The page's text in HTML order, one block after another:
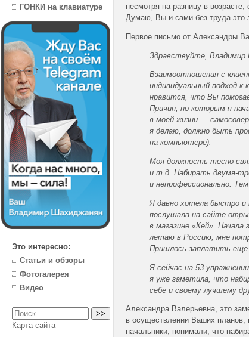
ГОНКИ на клавиатуре
Это интересно:
Статьи и обзоры
Фотогалерея
Видео
Карта сайта
несмотря на разницу в
Думаю, Вы и сами без труда это
Первое письмо от Александры
Здравствуйте, Владимир
Взаимоотношения с
индивидуальный подход
нравится, что Вы
Причин, по которым я
в моей жизни —
я делаю, должно быть
на компьютере).
Моя должность тесно
и т.д. Набирать двумя-
и непрофессионально.
Я давно хотела быстро
послушала на сайте
в магазине «Кей».
летаю в Россию, мне
Пришлось заплатить еще
Я сейчас на 53
я уже заметила, что
себе и своему лучшему
Александра Валерьевна, это
в осуществлении Ваших
начальники, понимали, что